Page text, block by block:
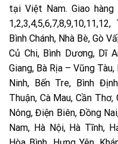
tại Việt Nam. Giao
Bình Chánh, Nhà Bè, Gò
Củ Chi, Bình Dương, Dĩ
Giang, Bà Rịa – Vũng
Ninh, Bến Tre, Bình
Thuận, Cà Mau, Cần
Nông, Điện Biên, Đồng
Nam, Hà Nội, Hà Tĩnh,